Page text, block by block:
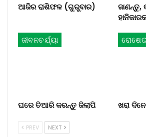
ଆଜିର ରାଶିଫଳ (ଗୁରୁବାର)
ଜାଣନ୍ତୁ,
ଜୀବନଚର୍ଯ୍ୟା
ଘରେ ତିଆରି କରନ୍ତୁ ଜିଲାପି ଖରା
PREV NEXT